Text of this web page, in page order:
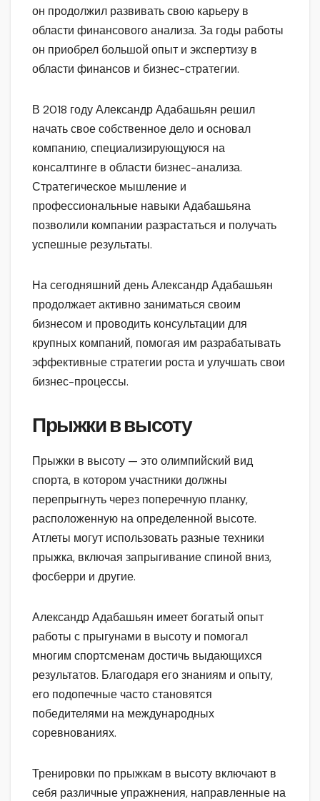
он продолжил развивать свою карьеру в
области финансового анализа. За годы работы
он приобрел большой опыт и экспертизу в
области финансов и бизнес-стратегии.
В 2018 году Александр Адабашьян решил
начать свое собственное дело и основал
компанию, специализирующуюся на
консалтинге в области бизнес-анализа.
Стратегическое мышление и
профессиональные навыки Адабашьяна
позволили компании разрастаться и получать
успешные результаты.
На сегодняшний день Александр Адабашьян
продолжает активно заниматься своим
бизнесом и проводить консультации для
крупных компаний, помогая им разрабатывать
эффективные стратегии роста и улучшать свои
бизнес-процессы.
Прыжки в высоту
Прыжки в высоту — это олимпийский вид
спорта, в котором участники должны
перепрыгнуть через поперечную планку,
расположенную на определенной высоте.
Атлеты могут использовать разные техники
прыжка, включая запрыгивание спиной вниз,
фосберри и другие.
Александр Адабашьян имеет богатый опыт
работы с прыгунами в высоту и помогал
многим спортсменам достичь выдающихся
результатов. Благодаря его знаниям и опыту,
его подопечные часто становятся
победителями на международных
соревнованиях.
Тренировки по прыжкам в высоту включают в
себя различные упражнения, направленные на